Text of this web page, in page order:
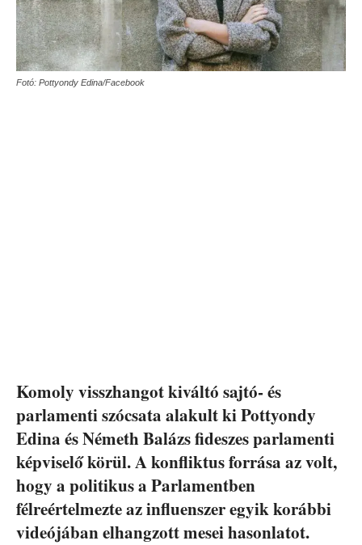
Fotó: Pottyondy Edina/Facebook
Komoly visszhangot kiváltó sajtó- és
parlamenti szócsata alakult ki Pottyondy
Edina és Németh Balázs fideszes parlamenti
képviselő körül. A konfliktus forrása az volt,
hogy a politikus a Parlamentben
félreértelmezte az influenszer egyik korábbi
videójában elhangzott mesei hasonlatot.